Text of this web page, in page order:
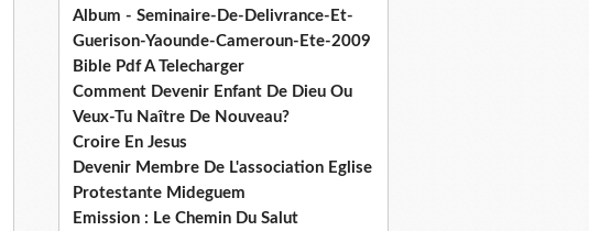
Album - Seminaire-De-Delivrance-Et-
Guerison-Yaounde-Cameroun-Ete-2009
Bible Pdf A Telecharger
Comment Devenir Enfant De Dieu Ou
Veux-Tu Naître De Nouveau?
Croire En Jesus
Devenir Membre De L'association Eglise
Protestante Mideguem
Emission : Le Chemin Du Salut